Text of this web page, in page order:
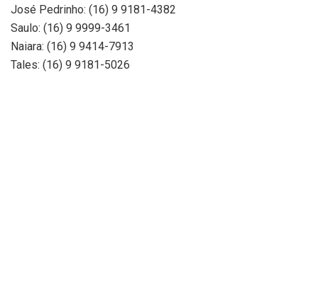
José Pedrinho: (16) 9 9181-4382
Saulo: (16) 9 9999-3461
Naiara: (16) 9 9414-7913
Tales: (16) 9 9181-5026